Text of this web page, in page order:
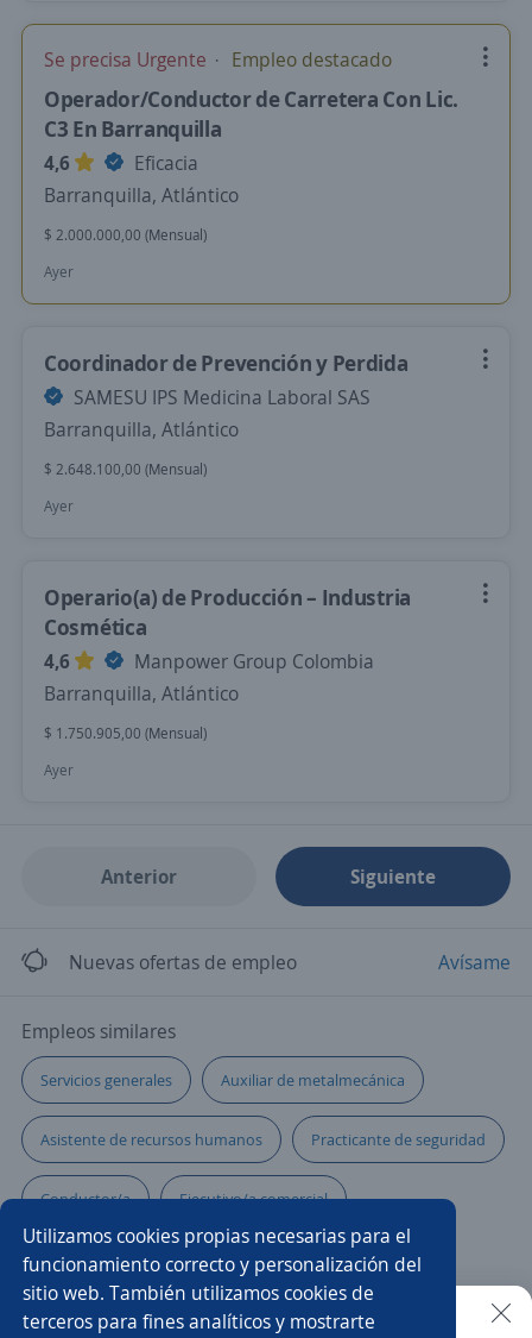
Utilizamos cookies propias necesarias para el
funcionamiento correcto y personalización del
sitio web. También utilizamos cookies de
terceros para fines analíticos y mostrarte
Se precisa Urgente Empleo destacado
Operador/Conductor de Carretera Con Lic.
C3 En Barranquilla
4,6
Eficacia
Barranquilla, Atlántico
$ 2.000.000,00 (Mensual)
Ayer
Coordinador de Prevención y Perdida
SAMESU IPS Medicina Laboral SAS
Barranquilla, Atlántico
$ 2.648.100,00 (Mensual)
Ayer
Operario(a) de Producción – Industria
Cosmética
4,6
Manpower Group Colombia
Barranquilla, Atlántico
$ 1.750.905,00 (Mensual)
Ayer
Anterior Siguiente
Nuevas ofertas de empleo Avísame
Empleos similares
Servicios generales Auxiliar de metalmecánica
Asistente de recursos humanos Practicante de seguridad
Conductor/a Ejecutivo/a comercial
Asesor/a de ventas Asistente de producción
Recepcionista auxiliar administrativo